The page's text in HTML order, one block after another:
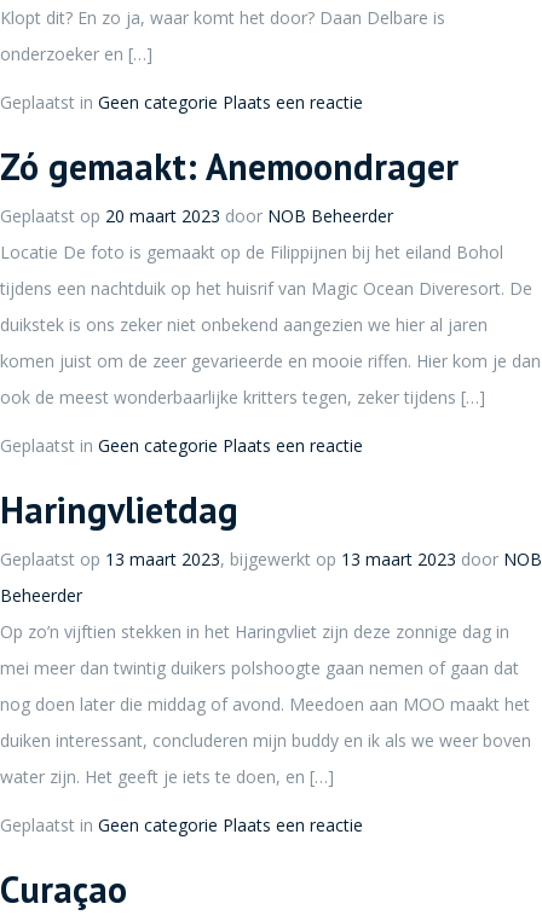
Klopt dit? En zo ja, waar komt het door? Daan Delbare is
onderzoeker en […]
Geplaatst in Geen categorie Plaats een reactie
Zó gemaakt: Anemoondrager
Geplaatst op 20 maart 2023 door NOB Beheerder
Locatie De foto is gemaakt op de Filippijnen bij het eiland Bohol
tijdens een nachtduik op het huisrif van Magic Ocean Diveresort. De
duikstek is ons zeker niet onbekend aangezien we hier al jaren
komen juist om de zeer gevarieerde en mooie riffen. Hier kom je dan
ook de meest wonderbaarlijke kritters tegen, zeker tijdens […]
Geplaatst in Geen categorie Plaats een reactie
Haringvlietdag
Geplaatst op 13 maart 2023, bijgewerkt op 13 maart 2023 door NOB
Beheerder
Op zo’n vijftien stekken in het Haringvliet zijn deze zonnige dag in
mei meer dan twintig duikers polshoogte gaan nemen of gaan dat
nog doen later die middag of avond. Meedoen aan MOO maakt het
duiken interessant, concluderen mijn buddy en ik als we weer boven
water zijn. Het geeft je iets te doen, en […]
Geplaatst in Geen categorie Plaats een reactie
Curaçao